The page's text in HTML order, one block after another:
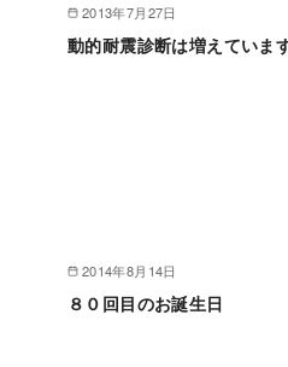
2013年7月27日
動的耐震診断は増えていま
2014年8月14日
８０回目のお誕生日